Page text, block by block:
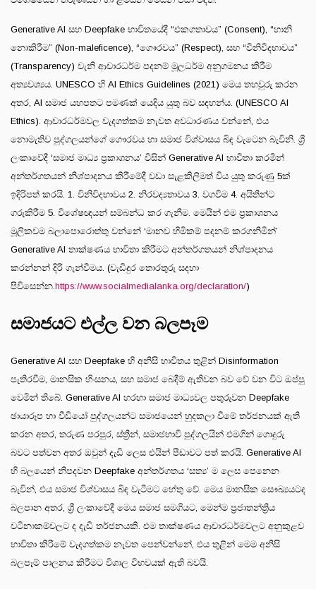
Generative AI සහ Deepfake භාවිතයේදී “එකගතාවය” (Consent), “හානි
නොකිරීම” (Non-maleficence), “ගෞරවය” (Respect), සහ “විනිවිදභාවය”
(Transparency) වැනි ආචාරධර්ම පදනම් මූලධර්ම අනුගමනය කිරීම
අත්‍යවශ්‍යය. UNESCO හි AI Ethics Guidelines (2021) මෙය තහවුරු කරන
අතර, AI සමාජ යහපතට පමණක් යෙදිය යුතු බව සඳහන්ය. (UNESCO AI
Ethics). ආචාරධර්මවල වැදගත්කම නැවත අවධාරණය වන්නේ, එය
නොමැතිව පුද්ගලයන්ගේ ගෞරවය හා සමාජ විශ්වාසය බිඳ වැටෙන බැවිනි. ශ්‍රී
ලංකාවේදී ‘සමාජ මාධ්‍ය ප්‍රකාශනය’ විසින් Generative AI භාවිතා කරමින්
අන්තර්ගතයන් නිශ්පාදනය කිරීමේදී වඩා සැළකිලිමත් විය යුතු කරුණු 5ක්
ඉදිරිපත් කරයි. 1. විනිවිදභාවය 2. නිරවද්‍යතාවය 3. වගවීම 4. අයිතීන්ට
ගරුකිරීම 5. විශේෂඥයන් සම්බන්ධ කර ගැනීම. මෙයින් එම ප්‍රකාශනය
මූලිකවම බලාපොරොත්තු වන්නේ ‘මානව හිමිකම් පදනම් කරගනිමින්’
Generative AI තාක්ෂණය භාවිතා කිරීමට අන්තර්ගතයන් නිශ්පාදනය
කරන්නන් දිරි ගැන්වීමය. (වැඩිදුර තොරතුරු සදහා
පිවිසෙන්න. https://www.socialmedialanka.org/declaration/)
සමාජයට එල්ල වන බලපෑම
Generative AI සහ Deepfake හි අනිසි භාවිතය තුළින් Disinformation
පැතිරවීම, මානසික හිංසනය, සහ සමාජ බෙදීම් ඇතිවන බව වේ වන විට ඔප්පු
වෙමින් තිබේ. Generative AI හරහා සමාජ මාධ්‍යවල පතුරුවන Deepfake
ඡායාරූප හා වීඩියෝ පුද්ගලයන්ට සමාජයෙන් හුදකලා වීමේ තර්ජනයක් ඇති
කරන අතර, තරුණ පරපුර, ස්ත්‍රීන්, සමාජභාවී පුද්ගලයින් එමගින් ගොදුරු
බවට පත්වන අතර ඔවුන් දැඩි ලෙස එයින් පීඩාවට පත් කරයි. Generative AI
හි බලයෙන් නිපදවන Deepfake අන්තර්ගතය ‘සත්‍ය’ ම ලෙස පෙනෙන
බැවින්, එය සමාජ විශ්වාසය බිඳ වැටීමට හේතු වේ. මෙය මානසික සෞඛ්‍යයටද
බලපාන අතර, ශ්‍රී ලංකාවේදී මෙය සමාජ සමගියට, මෙන්ම ප්‍රජාතන්ත්‍රීය
වටිනාකම්වලට ද දැඩි තර්ජනයකි. එම තාක්ෂණය ආචාරධර්මවලට අනුකුළව
භාවිතා කිරීමේ වැදගත්කම නැවත පෙන්වන්නේ, එය තුළින් මෙම අනිසි
බලපෑම් පාලනය කිරීමට විශාල විභවයක් ඇති බවයි.